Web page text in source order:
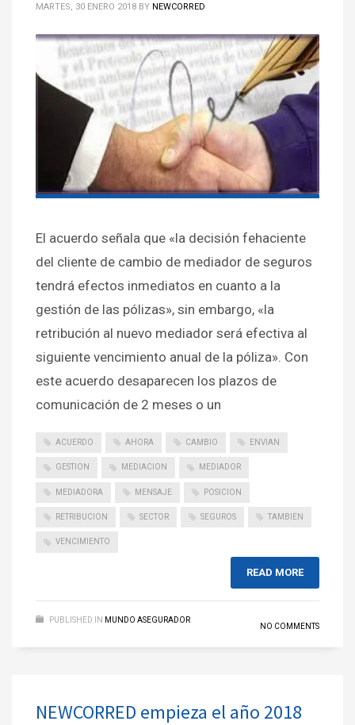
MARTES, 30 ENERO 2018 BY NEWCORRED
El acuerdo señala que «la decisión fehaciente
del cliente de cambio de mediador de seguros
tendrá efectos inmediatos en cuanto a la
gestión de las pólizas», sin embargo, «la
retribución al nuevo mediador será efectiva al
siguiente vencimiento anual de la póliza». Con
este acuerdo desaparecen los plazos de
comunicación de 2 meses o un
ACUERDO AHORA CAMBIO ENVIAN
GESTION MEDIACION MEDIADOR
MEDIADORA MENSAJE POSICION
RETRIBUCION SECTOR SEGUROS TAMBIEN
VENCIMIENTO
READ MORE
PUBLISHED IN MUNDO ASEGURADOR
NO COMMENTS
NEWCORRED empieza el año 2018